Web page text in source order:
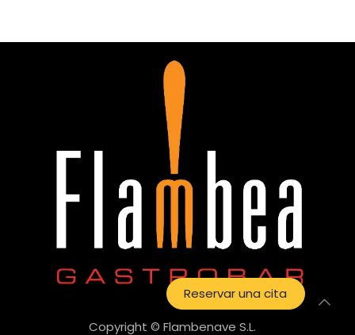
Reservar una cita
Copyright © Flambenave S.L.